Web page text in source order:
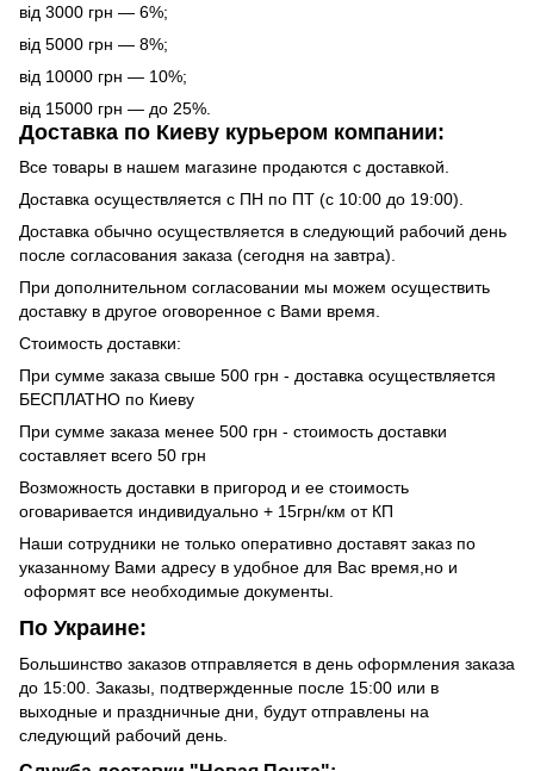
від 3000 грн — 6%;
від 5000 грн — 8%;
від 10000 грн — 10%;
від 15000 грн — до 25%.
Доставка по Киеву курьером компании:
Все товары в нашем магазине продаются с доставкой.
Доставка осуществляется с ПН по ПТ (с 10:00 до 19:00).
Доставка обычно осуществляется в следующий рабочий день
после согласования заказа (сегодня на завтра).
При дополнительном согласовании мы можем осуществить
доставку в другое оговоренное с Вами время.
Стоимость доставки:
При сумме заказа свыше 500 грн - доставка осуществляется
БЕСПЛАТНО по Киеву
При сумме заказа менее 500 грн - стоимость доставки
составляет всего 50 грн
Возможность доставки в пригород и ее стоимость
оговаривается индивидуально + 15грн/км от КП
Наши сотрудники не только оперативно доставят заказ по
указанному Вами адресу в удобное для Вас время,но и
оформят все необходимые документы.
По Украине:
Большинство заказов отправляется в день оформления заказа
до 15:00. Заказы, подтвержденные после 15:00 или в
выходные и праздничные дни, будут отправлены на
следующий рабочий день.